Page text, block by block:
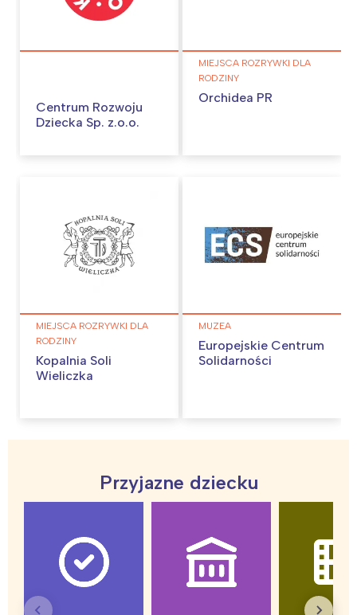
Centrum Rozwoju
Dziecka Sp. z.o.o.
MIEJSCA ROZRYWKI DLA
RODZINY
Orchidea PR
MIEJSCA ROZRYWKI DLA
RODZINY
Kopalnia Soli
Wieliczka
MUZEA
Europejskie Centrum
Solidarności
Przyjazne dziecku